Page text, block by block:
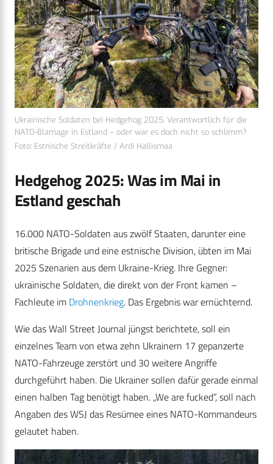
Ukrainische Soldaten bei Hedgehog 2025: Verantwortlich für die
NATO-Blamage in Estland – oder war es doch nicht so schlimm?
Foto: Estnische Streitkräfte / Ardi Hallismaa
Hedgehog 2025: Was im Mai in
Estland geschah
16.000 NATO-Soldaten aus zwölf Staaten, darunter eine
britische Brigade und eine estnische Division, übten im Mai
2025 Szenarien aus dem Ukraine-Krieg. Ihre Gegner:
ukrainische Soldaten, die direkt von der Front kamen –
Fachleute im Drohnenkrieg. Das Ergebnis war ernüchternd.
Wie das Wall Street Journal jüngst berichtete, soll ein
einzelnes Team von etwa zehn Ukrainern 17 gepanzerte
NATO-Fahrzeuge zerstört und 30 weitere Angriffe
durchgeführt haben. Die Ukrainer sollen dafür gerade einmal
einen halben Tag benötigt haben. „We are fucked“, soll nach
Angaben des WSJ das Resümee eines NATO-Kommandeurs
gelautet haben.